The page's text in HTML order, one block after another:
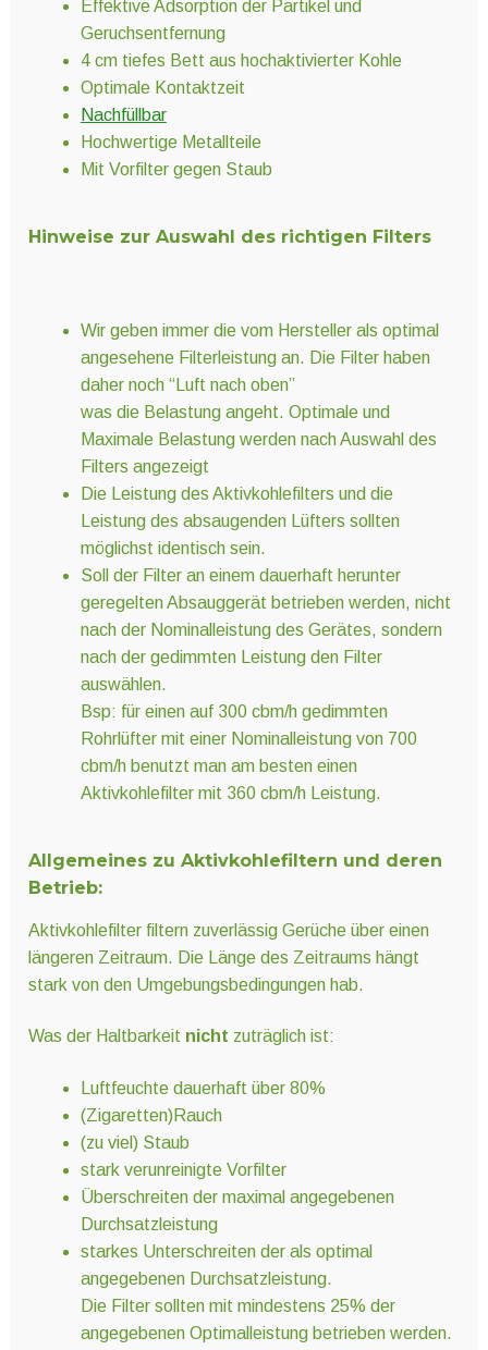
Effektive Adsorption der Partikel und
Geruchsentfernung
4 cm tiefes Bett aus hochaktivierter Kohle
Optimale Kontaktzeit
Nachfüllbar
Hochwertige Metallteile
Mit Vorfilter gegen Staub
Hinweise zur Auswahl des richtigen Filters
Wir geben immer die vom Hersteller als optimal
angesehene Filterleistung an. Die Filter haben
daher noch “Luft nach oben”
was die Belastung angeht. Optimale und
Maximale Belastung werden nach Auswahl des
Filters angezeigt
Die Leistung des Aktivkohlefilters und die
Leistung des absaugenden Lüfters sollten
möglichst identisch sein.
Soll der Filter an einem dauerhaft herunter
geregelten Absauggerät betrieben werden, nicht
nach der Nominalleistung des Gerätes, sondern
nach der gedimmten Leistung den Filter
auswählen.
Bsp: für einen auf 300 cbm/h gedimmten
Rohrlüfter mit einer Nominalleistung von 700
cbm/h benutzt man am besten einen
Aktivkohlefilter mit 360 cbm/h Leistung.
Allgemeines zu Aktivkohlefiltern und deren
Betrieb:
Aktivkohlefilter filtern zuverlässig Gerüche über einen
längeren Zeitraum. Die Länge des Zeitraums hängt
stark von den Umgebungsbedingungen hab.
Was der Haltbarkeit nicht zuträglich ist:
Luftfeuchte dauerhaft über 80%
(Zigaretten)Rauch
(zu viel) Staub
stark verunreinigte Vorfilter
Überschreiten der maximal angegebenen
Durchsatzleistung
starkes Unterschreiten der als optimal
angegebenen Durchsatzleistung.
Die Filter sollten mit mindestens 25% der
angegebenen Optimalleistung betrieben werden.